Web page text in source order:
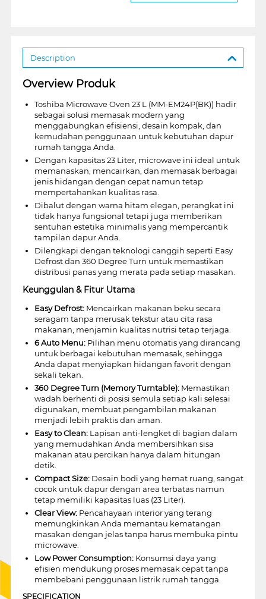
Description
Overview Produk
Toshiba Microwave Oven 23 L (MM-EM24P(BK)) hadir
sebagai solusi memasak modern yang
menggabungkan efisiensi, desain kompak, dan
kemudahan penggunaan untuk kebutuhan dapur
rumah tangga Anda.
Dengan kapasitas 23 Liter, microwave ini ideal untuk
memanaskan, mencairkan, dan memasak berbagai
jenis hidangan dengan cepat namun tetap
mempertahankan kualitas rasa.
Dibalut dengan warna hitam elegan, perangkat ini
tidak hanya fungsional tetapi juga memberikan
sentuhan estetika minimalis yang mempercantik
tampilan dapur Anda.
Dilengkapi dengan teknologi canggih seperti Easy
Defrost dan 360 Degree Turn untuk memastikan
distribusi panas yang merata pada setiap masakan.
Keunggulan & Fitur Utama
Easy Defrost:Mencairkan makanan beku secara
seragam tanpa merusak tekstur atau cita rasa
makanan, menjamin kualitas nutrisi tetap terjaga.
6 Auto Menu:Pilihan menu otomatis yang dirancang
untuk berbagai kebutuhan memasak, sehingga
Anda dapat menyiapkan hidangan favorit dengan
sekali tekan.
360 Degree Turn (Memory Turntable):Memastikan
wadah berhenti di posisi semula setiap kali selesai
digunakan, membuat pengambilan makanan
menjadi lebih praktis dan aman.
Easy to Clean:Lapisan anti-lengket di bagian dalam
yang memudahkan Anda membersihkan sisa
makanan atau percikan hanya dalam hitungan
detik.
Compact Size:Desain bodi yang hemat ruang, sangat
cocok untuk dapur dengan area terbatas namun
tetap memiliki kapasitas luas (23 Liter).
Clear View:Pencahayaan interior yang terang
memungkinkan Anda memantau kematangan
masakan dengan jelas tanpa harus membuka pintu
microwave.
Low Power Consumption:Konsumsi daya yang
efisien mendukung proses memasak cepat tanpa
membebani penggunaan listrik rumah tangga.
SPECIFICATION